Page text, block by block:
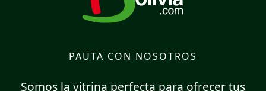
PAUTA CON NOSOTROS
Somos la vitrina perfecta para ofrecer tus